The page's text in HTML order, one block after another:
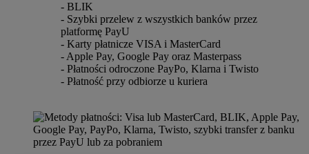
- BLIK
- Szybki przelew z wszystkich banków przez
platformę PayU
- Karty płatnicze VISA i MasterCard
- Apple Pay, Google Pay oraz Masterpass
- Płatności odroczone PayPo, Klarna i Twisto
- Płatność przy odbiorze u kuriera